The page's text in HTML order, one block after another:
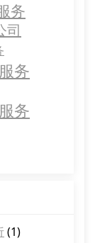
务
司
务
务
(1)